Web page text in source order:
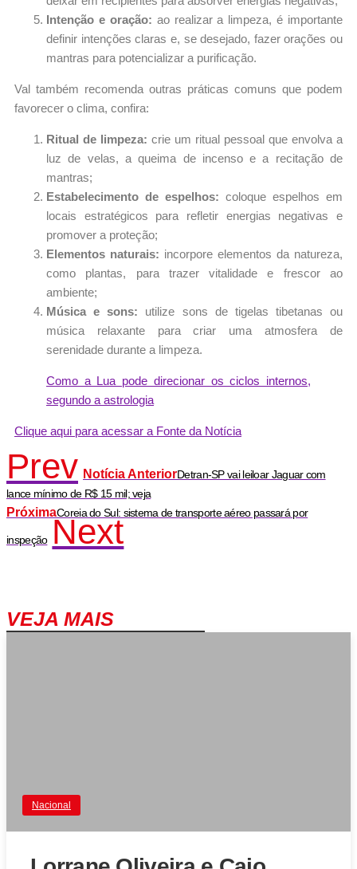
Intenção e oração: ao realizar a limpeza, é importante
definir intenções claras e, se desejado, fazer orações ou
mantras para potencializar a purificação.
Val também recomenda outras práticas comuns que podem
favorecer o clima, confira:
Ritual de limpeza: crie um ritual pessoal que envolva a
luz de velas, a queima de incenso e a recitação de
mantras;
Estabelecimento de espelhos: coloque espelhos em
locais estratégicos para refletir energias negativas e
promover a proteção;
Elementos naturais: incorpore elementos da natureza,
como plantas, para trazer vitalidade e frescor ao
ambiente;
Música e sons: utilize sons de tigelas tibetanas ou
música relaxante para criar uma atmosfera de
serenidade durante a limpeza.
Como a Lua pode direcionar os ciclos internos,
segundo a astrologia
Clique aqui para acessar a Fonte da Notícia
Prev Notícia AnteriorDetran-SP vai leiloar Jaguar com
lance mínimo de R$ 15 mil; veja
PróximaCoreia do Sul: sistema de transporte aéreo passará por
inspeção Next
VEJA MAIS
Nacional